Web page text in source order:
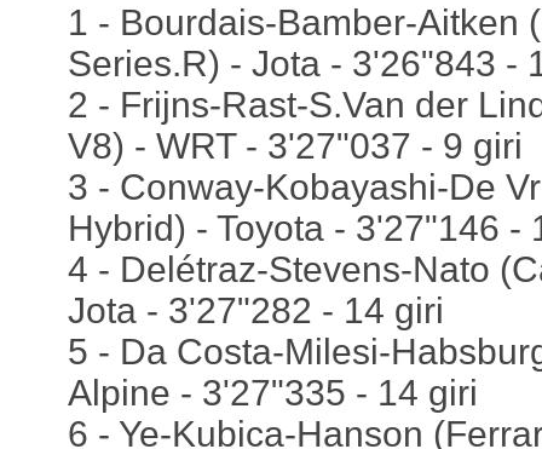
1 - Bourdais-Bamber-Aitken
Series.R) - Jota - 3'26"843 -
2 - Frijns-Rast-S.Van der
V8) - WRT - 3'27"037 - 9 giri
3 - Conway-Kobayashi-De
Hybrid) - Toyota - 3'27"146 -
4 - Delétraz-Stevens-Nato
Jota - 3'27"282 - 14 giri
5 - Da Costa-Milesi-
Alpine - 3'27"335 - 14 giri
6 - Ye-Kubica-Hanson